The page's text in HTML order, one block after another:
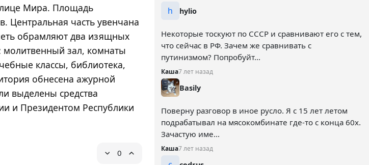
Мира. Площадь
Центральная часть увенчана
обрамляют два изящных
зал, комнаты
классы, библиотека,
обнесена ажурной
выделены средства
и Президентом Республики
0
h hylio
Некоторые тоскуют по СССР и сравнивают его с тем,
что сейчас в РФ. Зачем же сравнивать с
путинизмом? Попробуйт...
Каша7 лет назад
Basily
Поверну разговор в иное русло. Я с 15 лет летом
подрабатывал на мясокомбинате где-то с конца 60х.
Зачастую име...
Каша7 лет назад